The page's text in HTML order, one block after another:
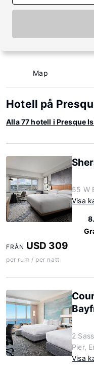
Map
Hotell på
Alla 77 hotell i Presque
55 W
Visa
FRÅN USD 309
per rum / per natt
2
Pier,
Visa